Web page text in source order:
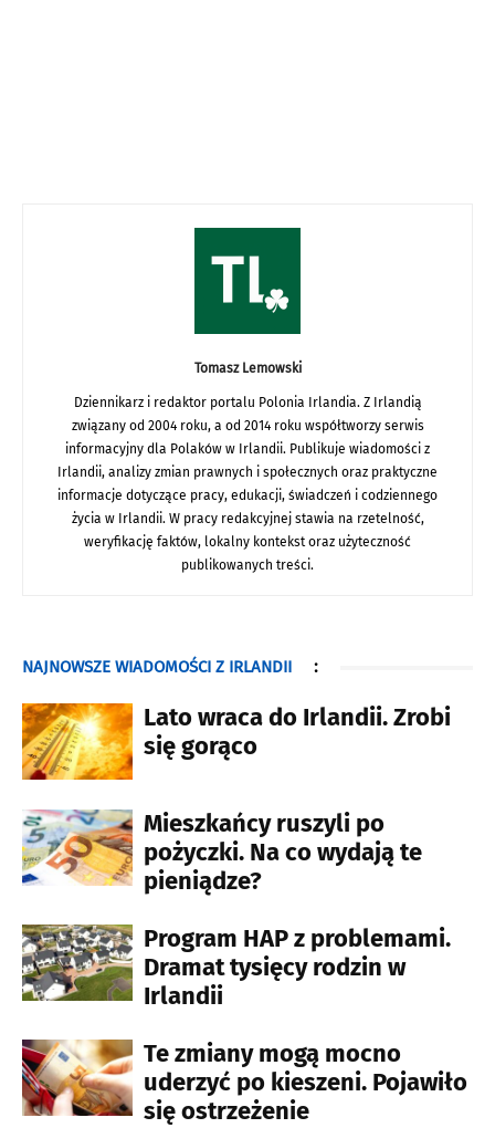
Tomasz Lemowski
Dziennikarz i redaktor portalu Polonia Irlandia. Z Irlandią
związany od 2004 roku, a od 2014 roku współtworzy serwis
informacyjny dla Polaków w Irlandii. Publikuje wiadomości z
Irlandii, analizy zmian prawnych i społecznych oraz praktyczne
informacje dotyczące pracy, edukacji, świadczeń i codziennego
życia w Irlandii. W pracy redakcyjnej stawia na rzetelność,
weryfikację faktów, lokalny kontekst oraz użyteczność
publikowanych treści.
NAJNOWSZE WIADOMOŚCI Z IRLANDII :
Lato wraca do Irlandii. Zrobi
się gorąco
Mieszkańcy ruszyli po
pożyczki. Na co wydają te
pieniądze?
Program HAP z problemami.
Dramat tysięcy rodzin w
Irlandii
Te zmiany mogą mocno
uderzyć po kieszeni. Pojawiło
się ostrzeżenie